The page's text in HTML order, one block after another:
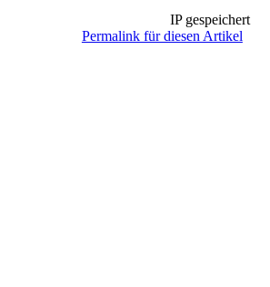
IP gespeichert
Permalink für diesen Artikel